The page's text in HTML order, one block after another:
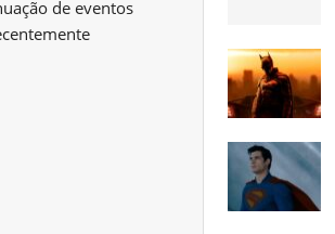
de eventos